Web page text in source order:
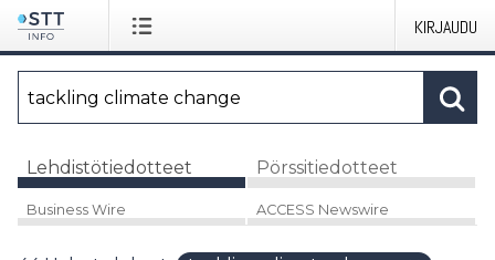
KIRJAUDU
Lehdistötiedotteet Pörssitiedotteet
Business Wire ACCESS Newswire